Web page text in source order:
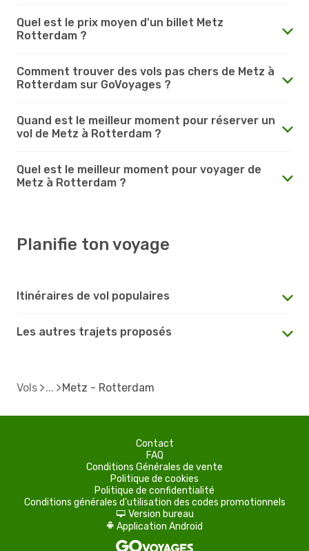
Quel est le prix moyen d'un billet Metz
Rotterdam ?
Comment trouver des vols pas chers de Metz à
Rotterdam sur GoVoyages ?
Quand est le meilleur moment pour réserver un
vol de Metz à Rotterdam ?
Quel est le meilleur moment pour voyager de
Metz à Rotterdam ?
Planifie ton voyage
Itinéraires de vol populaires
Les autres trajets proposés
Vols Metz - Rotterdam
Contact
FAQ
Conditions Générales de vente
Politique de cookies
Politique de confidentialité
Conditions générales d'utilisation des codes promotionnels
d Version bureau
A Application Android